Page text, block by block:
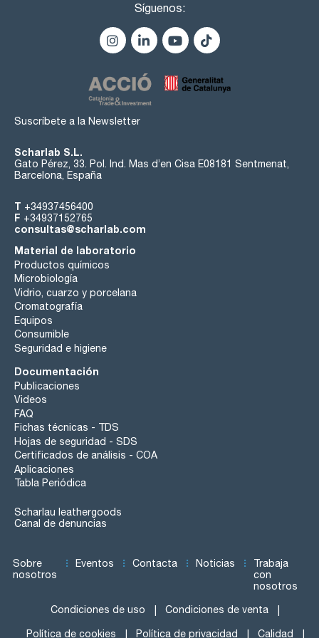
Síguenos:
Suscríbete a la Newsletter
Scharlab S.L.
Gato Pérez, 33. Pol. Ind. Mas d’en Cisa E08181 Sentmenat,
Barcelona, España
T +34937456400
F +34937152765
consultas@scharlab.com
Material de laboratorio
Productos químicos
Microbiología
Vidrio, cuarzo y porcelana
Cromatografía
Equipos
Consumible
Seguridad e higiene
Documentación
Publicaciones
Videos
FAQ
Fichas técnicas - TDS
Hojas de seguridad - SDS
Certificados de análisis - COA
Aplicaciones
Tabla Periódica
Scharlau leathergoods
Canal de denuncias
Sobre
nosotros
Eventos Contacta Noticias
Trabaja
con
nosotros
Condiciones de uso Condiciones de venta
Política de cookies Política de privacidad Calidad